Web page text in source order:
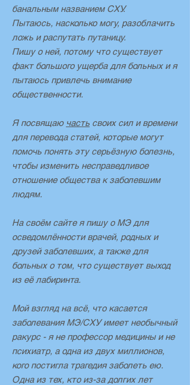
банальным названием СХУ.
Пытаюсь, насколько могу, разоблачить
ложь и распутать путаницу.
Пишу о ней, потому что существует
факт большого ущерба для больных и я
пытаюсь привлечь внимание
общественности.
Я посвящаю часть своих сил и времени
для перевода статей, которые могут
помочь понять эту серьёзную болезнь,
чтобы изменить несправедливое
отношение общества к заболевшим
людям.
На своём сайте я пишу о МЭ для
осведомлённости врачей, родных и
друзей заболевших, а также для
больных о том, что существует выход
из её лабиринта.
Мой взгляд на всё, что касается
заболевания МЭ/СХУ имеет необычный
ракурс - я не профессор медицины и не
психиатр, а одна из двух миллионов,
кого постигла трагедия заболеть ею.
Одна из тех, кто из-за долгих лет